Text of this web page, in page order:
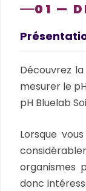
01 —
Découvrez
mesurer le
pH Bluelab
Lorsque
organismes
donc